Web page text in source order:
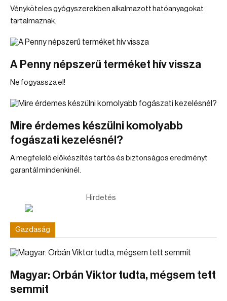
Vényköteles gyógyszerekben alkalmazott hatóanyagokat
tartalmaznak.
A Penny népszerű terméket hív vissza
Ne fogyassza el!
Mire érdemes készülni komolyabb
fogászati kezelésnél?
A megfelelő előkészítés tartós és biztonságos eredményt
garantál mindenkinél.
Hirdetés
Gazdaság
Magyar: Orbán Viktor tudta, mégsem tett
semmit